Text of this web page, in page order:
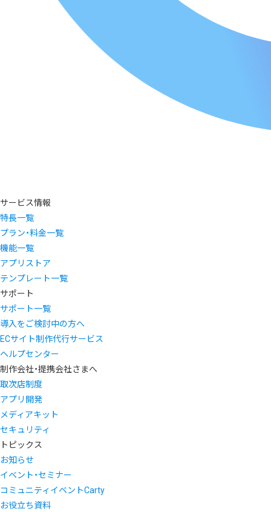
サービス情報
特長一覧
プラン・料金一覧
機能一覧
アプリストア
テンプレート一覧
サポート
サポート一覧
導入をご検討中の方へ
ECサイト制作代行サービス
ヘルプセンター
制作会社・提携会社さまへ
取次店制度
アプリ開発
メディアキット
セキュリティ
トピックス
お知らせ
イベント・セミナー
コミュニティイベントCarty
お役立ち資料